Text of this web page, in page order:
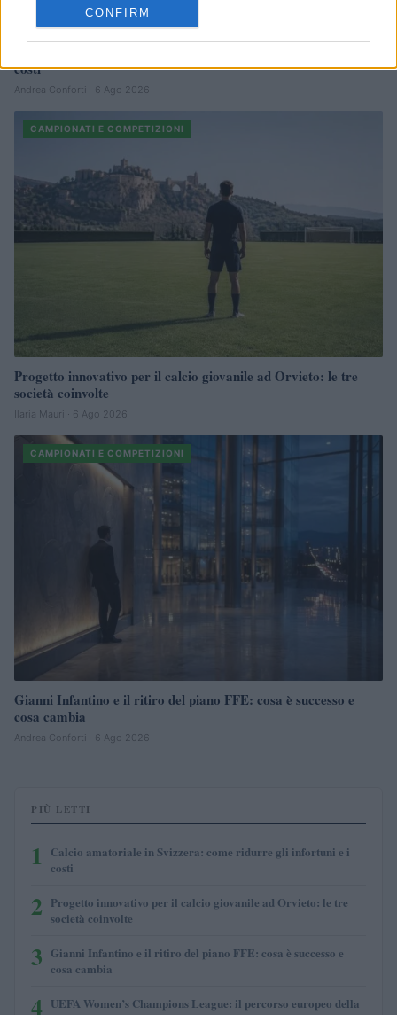
CONFIRM
costi
Andrea Conforti · 6 Ago 2026
CAMPIONATI E COMPETIZIONI
Progetto innovativo per il calcio giovanile ad Orvieto: le tre
società coinvolte
Ilaria Mauri · 6 Ago 2026
CAMPIONATI E COMPETIZIONI
Gianni Infantino e il ritiro del piano FFE: cosa è successo e
cosa cambia
Andrea Conforti · 6 Ago 2026
PIÙ LETTI
1
Calcio amatoriale in Svizzera: come ridurre gli infortuni e i
costi
2 Progetto innovativo per il calcio giovanile ad Orvieto: le tre
società coinvolte
3 Gianni Infantino e il ritiro del piano FFE: cosa è successo e
cosa cambia
4 UEFA Women’s Champions League: il percorso europeo della